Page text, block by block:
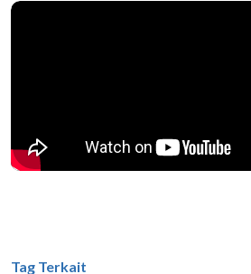
Tag Terkait